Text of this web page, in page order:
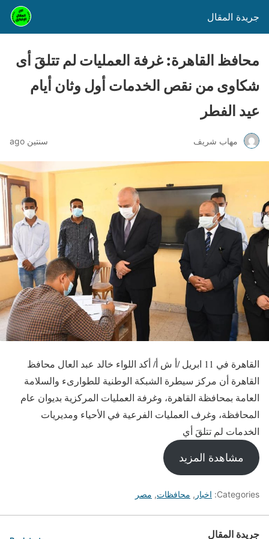
جريدة المقال
محافظ القاهرة: غرفة العمليات لم تتلقَ أى
شكاوى من نقص الخدمات أول وثان أيام
عيد الفطر
مهاب شريف سنتين ago
القاهرة في 11 ابريل /أ ش أ/ أكد اللواء خالد عبد العال محافظ
القاهرة أن مركز سيطرة الشبكة الوطنية للطوارىء والسلامة
العامة بمحافظة القاهرة، وغرفة العمليات المركزية بديوان عام
المحافظة، وغرف العمليات الفرعية في الأحياء ومديريات
الخدمات لم تتلقَ أي
مشاهدة المزيد
Categories: اخبار , محافظات, مصر
جريدة المقال